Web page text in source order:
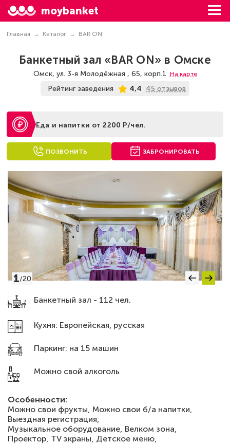
moybanket
Главная Каталог BAR ON
Банкетный зал «BAR ON» в Омске
Омск, ул. 3-я Молодёжная , 65, корп.1 На карте
Рейтинг заведения 4,4 45 отзывов
Еда и напитки от 2200 Р/чел.
ПОЗВОНИТЬ ЗАБРОНИРОВАТЬ
Банкетный зал - 112 чел.
Кухня: Европейская, русская
Паркинг: на 15 машин
Можно свой алкоголь
Особенности:
Можно свои фрукты, Можно свои б/а напитки,
Выездная регистрация,
Музыкальное оборудование, Велком зона,
Проектор, TV экраны, Детское меню,
1/20